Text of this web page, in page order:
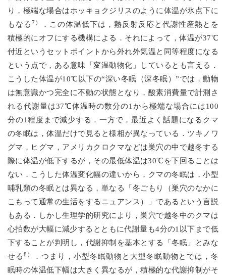
り，極端な場合はホッキョクジリスのように体温が氷点下に
もなる 7）
．この体温低下は，熱反射反応と代謝性産熱とを
積極的にオフにする機構による．それによって，体温が37℃
付近というセットポイントから外れ外気温と同等程度になる
という点で，ある意味「変温動物化」しているとも言える．
こうした体温が10℃以下の“深い冬眠（深冬眠）”では，動物
は無意識かつ完全に不動の状態となり，酸素消費量で計測さ
れる代謝量は37℃体温時の数分の1から極端な場合には100
分の1程度まで減少する．一方で，最近よく話題になるクマ
の冬眠は，体温だけで見ると様相が異なっている．ツキノワ
グマ，ヒグマ，アメリカクロクマなどは巣穴の中で越冬する
際に体温が低下するが，その最低体温は30℃を下回ることは
ない．こうした体温変化幅の違いから，クマの冬眠は，小型
哺乳類の冬眠とは異なる，単なる「冬ごもり（巣穴のなかに
こもって通常の生活をするニュアンス）」であるという言説
もある．しかし生理学的研究により，巣穴で越冬中のクマは
心拍数が大幅に減少するとともに代謝量も4分の1以下まで低
下することが判明し，代謝抑制を基本とする「冬眠」とみな
せる 8）
．つまり，小型冬眠動物と大型冬眠動物とでは，冬
眠時の体温低下幅は大きく異なるが，積極的な代謝抑制がそ